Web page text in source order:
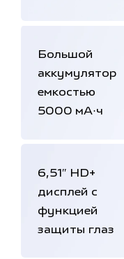
Большой
аккумулятор
емкостью
5000 мА·ч
6,51″ HD+
дисплей с
функцией
защиты глаз